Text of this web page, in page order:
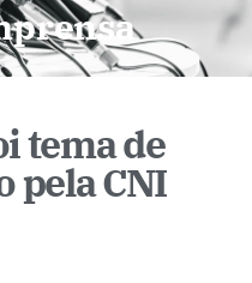
tema de
pela CNI